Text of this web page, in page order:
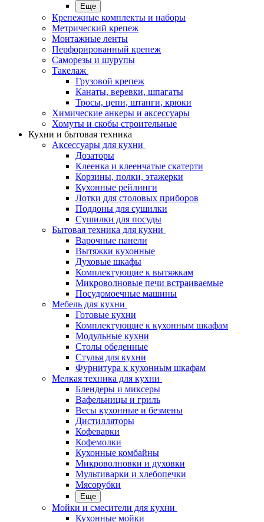
Еще
Крепежные комплекты и наборы
Метрический крепеж
Монтажные ленты
Перфорированный крепеж
Саморезы и шурупы
Такелаж
Грузовой крепеж
Канаты, веревки, шпагаты
Тросы, цепи, штанги, крюки
Химические анкеры и аксессуары
Хомуты и скобы строительные
Кухни и бытовая техника
Аксессуары для кухни
Дозаторы
Клеенка и клеенчатые скатерти
Корзины, полки, этажерки
Кухонные рейлинги
Лотки для столовых приборов
Поддоны для сушилки
Сушилки для посуды
Бытовая техника для кухни
Варочные панели
Вытяжки кухонные
Духовые шкафы
Комплектующие к вытяжкам
Микроволновые печи встраиваемые
Посудомоечные машины
Мебель для кухни
Готовые кухни
Комплектующие к кухонным шкафам
Модульные кухни
Столы обеденные
Стулья для кухни
Фурнитура к кухонным шкафам
Мелкая техника для кухни
Блендеры и миксеры
Вафельницы и гриль
Весы кухонные и безмены
Дистилляторы
Кофеварки
Кофемолки
Кухонные комбайны
Микроволновки и духовки
Мультиварки и хлебопечки
Мясорубки
Еще
Мойки и смесители для кухни
Кухонные мойки